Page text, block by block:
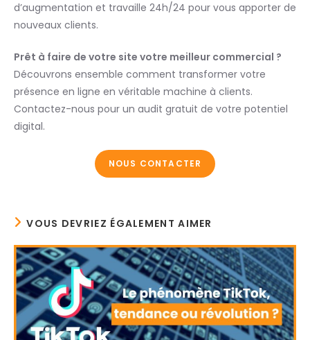
d’augmentation et travaille 24h/24 pour vous apporter de
nouveaux clients.
Prêt à faire de votre site votre meilleur commercial ?
Découvrons ensemble comment transformer votre
présence en ligne en véritable machine à clients.
Contactez-nous pour un audit gratuit de votre potentiel
digital.
NOUS CONTACTER
VOUS DEVRIEZ ÉGALEMENT AIMER